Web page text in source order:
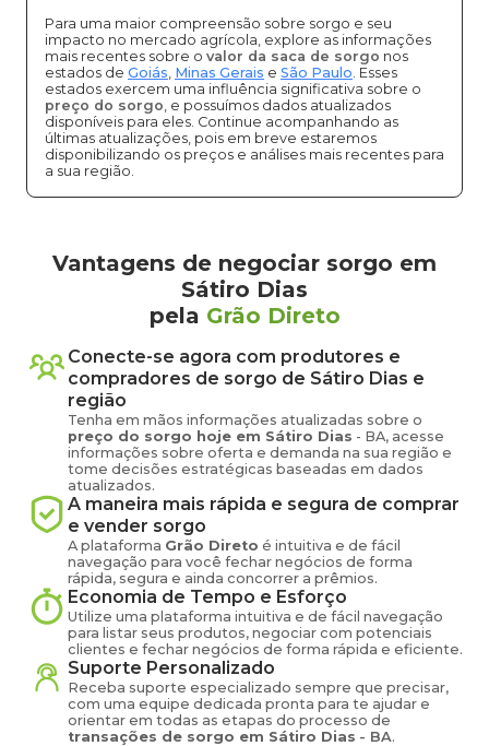
Para uma maior compreensão sobre sorgo e seu
impacto no mercado agrícola, explore as informações
mais recentes sobre o valor da saca de sorgo nos
estados de Goiás, Minas Gerais e São Paulo. Esses
estados exercem uma influência significativa sobre o
preço do sorgo, e possuímos dados atualizados
disponíveis para eles. Continue acompanhando as
últimas atualizações, pois em breve estaremos
disponibilizando os preços e análises mais recentes para
a sua região.
Vantagens de negociar sorgo em
Sátiro Dias
pela Grão Direto
Conecte-se agora com produtores e
compradores de sorgo de Sátiro Dias e
região
Tenha em mãos informações atualizadas sobre o
preço do sorgo hoje em Sátiro Dias - BA, acesse
informações sobre oferta e demanda na sua região e
tome decisões estratégicas baseadas em dados
atualizados.
A maneira mais rápida e segura de comprar
e vender sorgo
A plataforma Grão Direto é intuitiva e de fácil
navegação para você fechar negócios de forma
rápida, segura e ainda concorrer a prêmios.
Economia de Tempo e Esforço
Utilize uma plataforma intuitiva e de fácil navegação
para listar seus produtos, negociar com potenciais
clientes e fechar negócios de forma rápida e eficiente.
Suporte Personalizado
Receba suporte especializado sempre que precisar,
com uma equipe dedicada pronta para te ajudar e
orientar em todas as etapas do processo de
transações de sorgo em Sátiro Dias - BA.